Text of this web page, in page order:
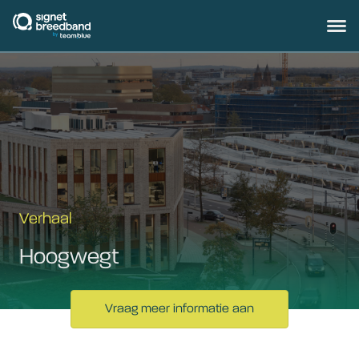
signetbreedband
Verhaal
Hoogwegt
Vraag meer informatie aan